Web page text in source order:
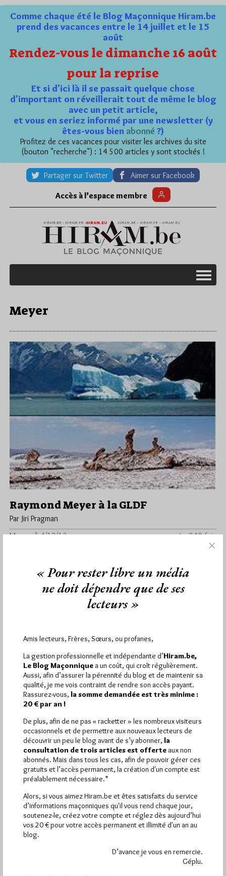
Comme chaque été le Blog Maçonnique Hiram.be
prend des vacances entre le 14 juillet et le 15
août
Rendez-vous le dimanche 16 août
pour la reprise
Et si d'ici là il se passait quelque chose
d'important on réveillerait tout de même le blog
avec un petit article,
et vous en seriez informé par une newsletter (y
êtes-vous bien abonné ?)
Profitez de ces vacances pour visiter les archives du site
(bouton "recherche") : 14 500 articles y sont stockés !
Partager sur Twitter Aimer sur Facebook
Accès à l’espace membre
Meyer
Raymond Meyer à la GLDF
Par Jiri Pragman
Mercredi 4/12/13
Lu 240 fois
Manifestations 0 commentaire
Hier mercredi 5 août 2026, Hiram.be a reçu
visites
2 502 pages
ont été lues (Source :
Pirsch.io)
Plus d’informations
Abonnement aux Newsletters - RSS
« Pour rester libre un média
ne doit dépendre que de ses
lecteurs »
Amis lecteurs, Frères, Sœurs, ou profanes,
La gestion professionnelle et indépendante d’Hiram.be,
Le Blog Maçonnique a un coût, qui croît régulièrement.
Aussi, afin d’assurer la pérennité du blog et de maintenir sa
qualité, je me vois contraint de rendre son accès payant.
Rassurez-vous, la somme demandée est très minime :
20 € par an !
De plus, afin de ne pas « racketter » les nombreux visiteurs
occasionnels et de permettre aux nouveaux lecteurs de
découvrir un peu le blog avant de s’y abonner, la
consultation de trois articles est offerte aux non
abonnés. Mais dans tous les cas, afin de pouvoir gérer ces
gratuits et l’accès permanent, la création d'un compte est
préalablement nécessaire.*
Alors, si vous aimez Hiram.be et êtes satisfaits du service
d’informations maçonniques qu'il vous rend chaque jour,
soutenez-le, créez votre compte et réglez dès aujourd’hui
vos 20 € pour votre accès permanent et illimité d'un an au
blog.
D’avance je vous en remercie.
Géplu.